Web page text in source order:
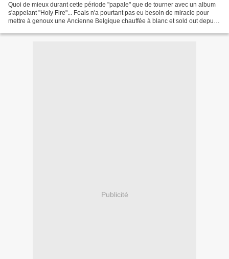
Quoi de mieux durant cette période "papale" que de tourner avec un album
s'appelant "Holy Fire"... Foals n'a pourtant pas eu besoin de miracle pour
mettre à genoux une Ancienne Belgique chauffée à blanc et sold out depuis
Publicité